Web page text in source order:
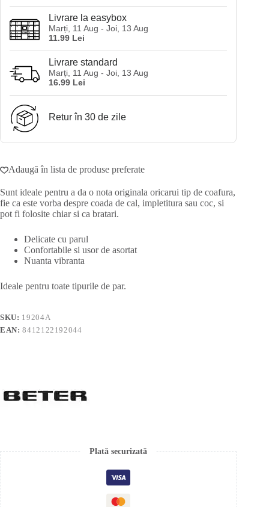
the
Stars
galbene
Livrare la easybox
Marți, 11 Aug - Joi, 13 Aug
11.99 Lei
Livrare standard
Marți, 11 Aug - Joi, 13 Aug
16.99 Lei
Retur în 30 de zile
Adaugă în lista de produse preferate
Sunt ideale pentru a da o nota originala oricarui tip de coafura,
fie ca este vorba despre coada de cal, impletitura sau coc, si
pot fi folosite chiar si ca bratari.
Delicate cu parul
Confortabile si usor de asortat
Nuanta vibranta
Ideale pentru toate tipurile de par.
SKU: 19204A
EAN:8412122192044
Plată securizată